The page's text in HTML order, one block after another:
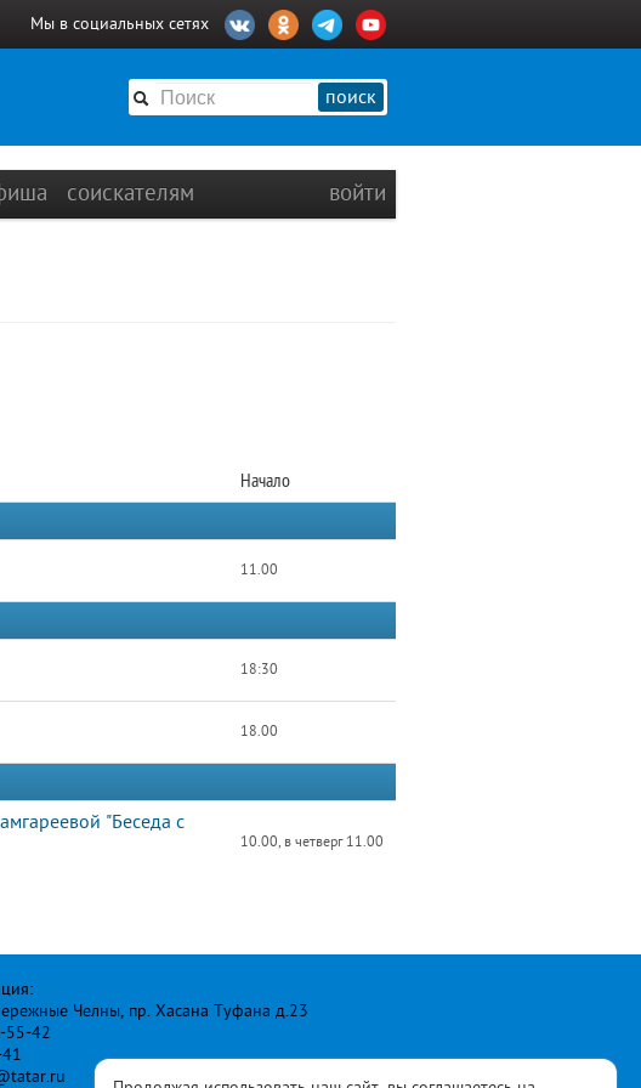
Мы в социальных сетях
поиск
соискателям войти
Начало
11.00
18:30
18.00
"Беседа с
10.00, в четверг 11.00
Челны, пр. Хасана Туфана д.23
55-42